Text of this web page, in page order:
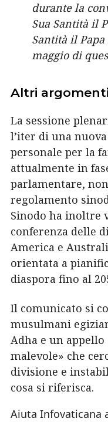
durante la
Sua Santità il
Santità il
maggio di
Altri
La sessione
l’iter di una
personale per la
attualmente in
parlamentare,
regolamento
Sinodo ha inoltre
conferenza delle
America e
orientata a
diaspora fino al
Il comunicato si
musulmani
Adha e un
malevole» che
divisione e
cosa si riferisca.
Aiuta Infovaticana